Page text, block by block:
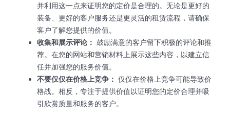
并利用这一点来证明您的定价是合理的。无论是更好的
装备、更好的客户服务还是更灵活的租赁流程，请确保
客户了解您提供的价值。
收集和展示评论： 鼓励满意的客户留下积极的评论和推
荐。在您的网站和营销材料上展示这些内容，以建立信
任并加强您的服务价值。
不要仅仅在价格上竞争： 仅仅在价格上竞争可能导致价
格战。相反，专注于提供价值以证明您的定价合理并吸
引欣赏质量和服务的客户。